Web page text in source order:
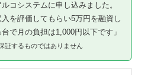
コシステムに申し込みました。
を評価してもらい5万円を融資し
で月の負担は1,000円以下です」
証するものではありません